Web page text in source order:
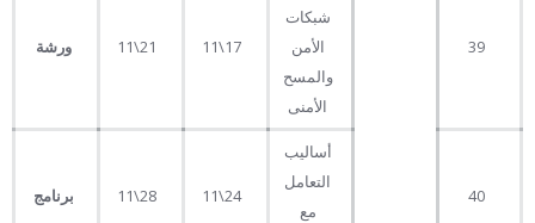
39
شبكات
الأمن
والمسح
الأمنى
17\11 ورشة
40
أساليب
التعامل
مع
24\11
28\11 برنامج